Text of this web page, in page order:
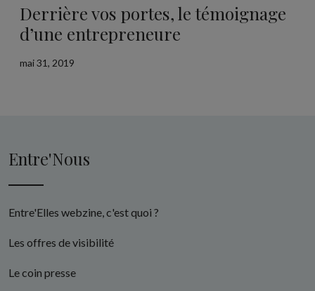
Derrière vos portes, le témoignage
d’une entrepreneure
mai 31, 2019
Entre'Nous
Entre'Elles webzine, c'est quoi ?
Les offres de visibilité
Le coin presse